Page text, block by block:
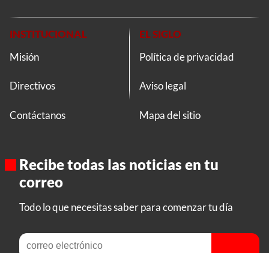
INSTITUCIONAL
Misión
Directivos
Contáctanos
EL SIGLO
Política de privacidad
Aviso legal
Mapa del sitio
Recibe todas las noticias en tu
correo
Todo lo que necesitas saber para comenzar tu día